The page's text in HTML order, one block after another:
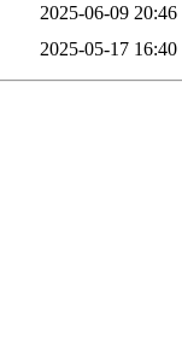
2025-06-09 20:46
2025-05-17 16:40